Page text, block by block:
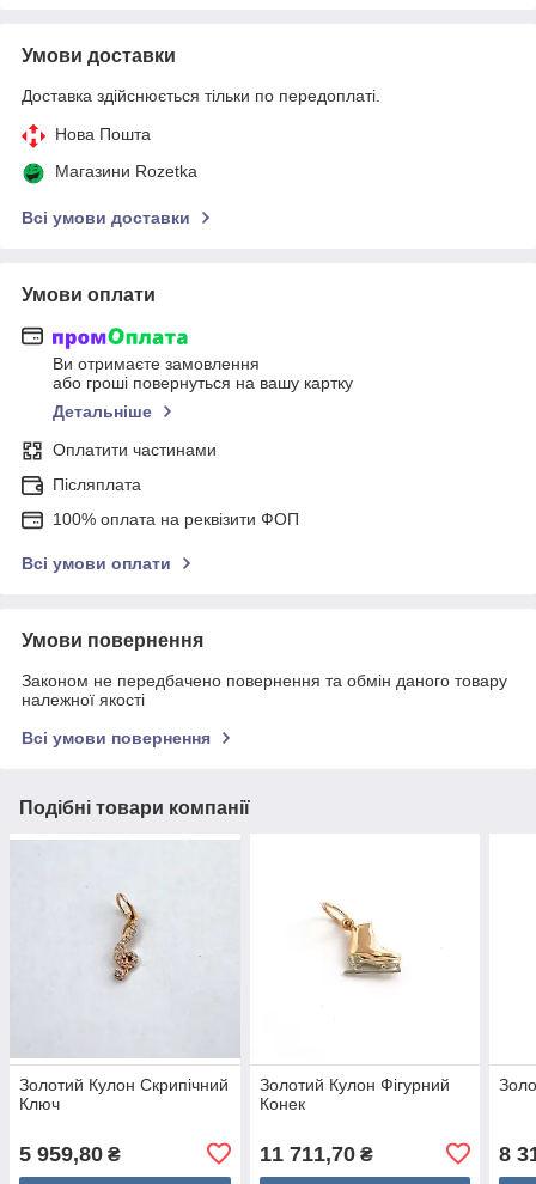
Умови доставки
Доставка здійснюється тільки по передоплаті.
Нова Пошта
Магазини Rozetka
Всі умови доставки
Умови оплати
Ви отримаєте замовлення
або гроші повернуться на вашу картку
Детальніше
Оплатити частинами
Післяплата
100% оплата на реквізити ФОП
Всі умови оплати
Умови повернення
Законом не передбачено повернення та обмін даного товару
належної якості
Всі умови повернення
Подібні товари компанії
Золотий Кулон Скрипічний
Ключ
5 959,80 ₴
Золотий Кулон Фігурний
Конек
11 711,70₴ 8